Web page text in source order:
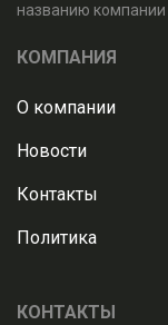
названию
КОМПАНИЯ
О компании
Новости
Контакты
Политика
КОНТАКТЫ